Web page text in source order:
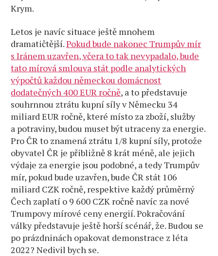
Krym.
Letos je navíc situace ještě mnohem
dramatičtější.Pokud bude nakonec Trumpův mír
s Iránem uzavřen, včera to tak nevypadalo, bude
tato mírová smlouva stát podle analytických
výpočtů každou německou domácnost
dodatečných 400 EUR ročně, a to představuje
souhrnnou ztrátu kupní síly v Německu 34
miliard EUR ročně, které místo za zboží, služby
a potraviny, budou muset být utraceny za energie.
Pro ČR to znamená ztrátu 1/8 kupní síly, protože
obyvatel ČR je přibližně 8 krát méně, ale jejich
výdaje za energie jsou podobné, a tedy Trumpův
mír, pokud bude uzavřen, bude ČR stát 106
miliard CZK ročně, respektive každý průměrný
Čech zaplatí o 9 600 CZK ročně navíc za nové
Trumpovy mírové ceny energií. Pokračování
války představuje ještě horší scénář, že. Budou se
po prázdninách opakovat demonstrace z léta
2022? Nedivil bych se.